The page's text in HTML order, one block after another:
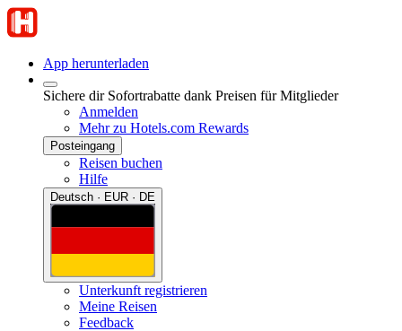
App herunterladen
Sichere dir Sofortrabatte dank Preisen für Mitglieder
Anmelden
Mehr zu Hotels.com Rewards
Posteingang
Reisen buchen
Hilfe
Deutsch · EUR · DE
Unterkunft registrieren
Meine Reisen
Feedback